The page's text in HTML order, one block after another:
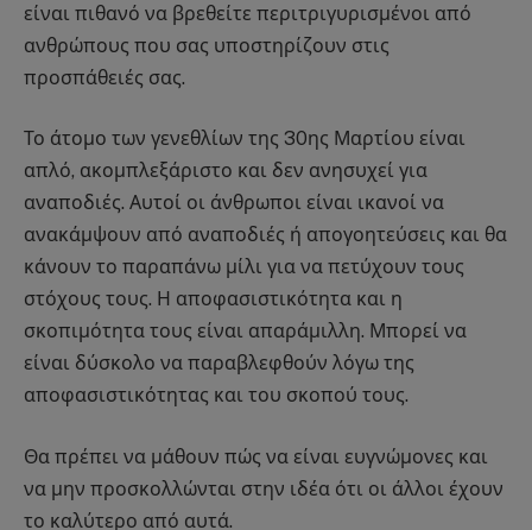
είναι πιθανό να βρεθείτε περιτριγυρισμένοι από
ανθρώπους που σας υποστηρίζουν στις
προσπάθειές σας.
Το άτομο των γενεθλίων της 30ης Μαρτίου είναι
απλό, ακομπλεξάριστο και δεν ανησυχεί για
αναποδιές. Αυτοί οι άνθρωποι είναι ικανοί να
ανακάμψουν από αναποδιές ή απογοητεύσεις και θα
κάνουν το παραπάνω μίλι για να πετύχουν τους
στόχους τους. Η αποφασιστικότητα και η
σκοπιμότητα τους είναι απαράμιλλη. Μπορεί να
είναι δύσκολο να παραβλεφθούν λόγω της
αποφασιστικότητας και του σκοπού τους.
Θα πρέπει να μάθουν πώς να είναι ευγνώμονες και
να μην προσκολλώνται στην ιδέα ότι οι άλλοι έχουν
το καλύτερο από αυτά.